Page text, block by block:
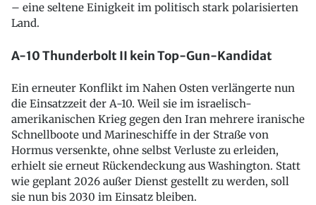
– eine seltene Einigkeit im politisch stark polarisierten
Land.
A-10 Thunderbolt II kein Top-Gun-Kandidat
Ein erneuter Konflikt im Nahen Osten verlängerte nun
die Einsatzzeit der A-10. Weil sie im israelisch-
amerikanischen Krieg gegen den Iran mehrere iranische
Schnellboote und Marineschiffe in der Straße von
Hormus versenkte, ohne selbst Verluste zu erleiden,
erhielt sie erneut Rückendeckung aus Washington. Statt
wie geplant 2026 außer Dienst gestellt zu werden, soll
sie nun bis 2030 im Einsatz bleiben.